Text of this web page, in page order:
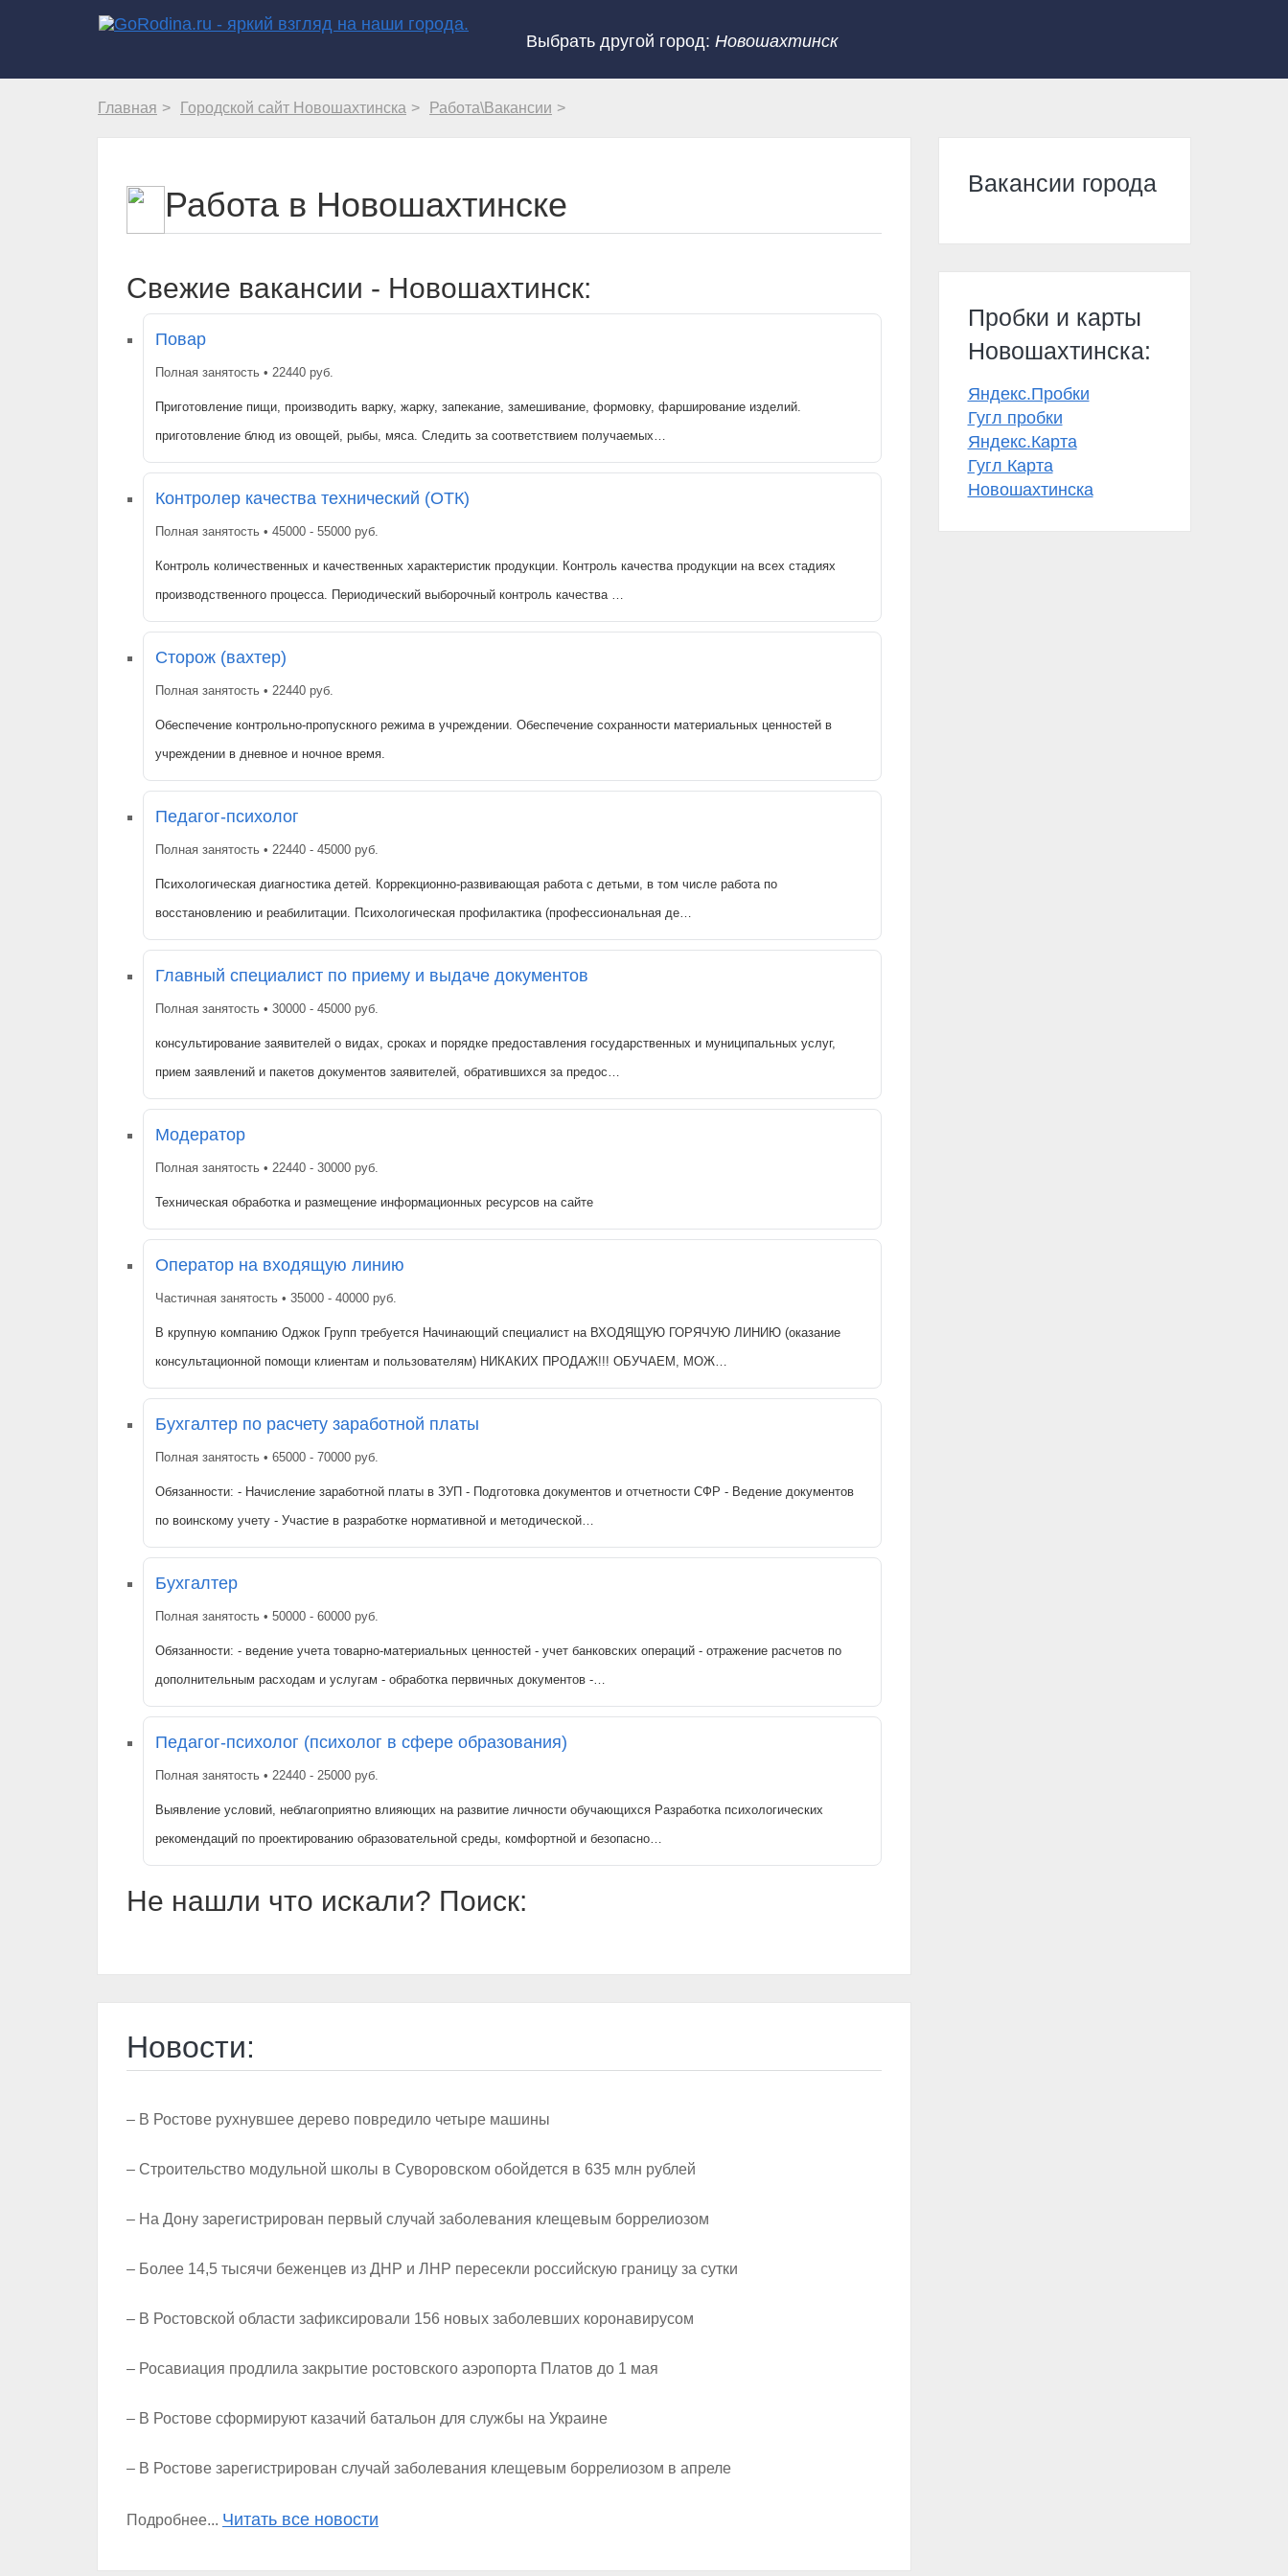
Выбрать другой город: Новошахтинск
Главная Городской сайт Новошахтинска Работа\Вакансии
Работа в Новошахтинске
Свежие вакансии - Новошахтинск:
Повар
Полная занятость • 22440 руб.
Приготовление пищи, производить варку, жарку, запекание, замешивание, формовку, фарширование изделий.
приготовление блюд из овощей, рыбы, мяса. Следить за соответствием получаемых…
Контролер качества технический (ОТК)
Полная занятость • 45000 - 55000 руб.
Контроль количественных и качественных характеристик продукции. Контроль качества продукции на всех стадиях
производственного процесса. Периодический выборочный контроль качества …
Сторож (вахтер)
Полная занятость • 22440 руб.
Обеспечение контрольно-пропускного режима в учреждении. Обеспечение сохранности материальных ценностей в
учреждении в дневное и ночное время.
Педагог-психолог
Полная занятость • 22440 - 45000 руб.
Психологическая диагностика детей. Коррекционно-развивающая работа с детьми, в том числе работа по
восстановлению и реабилитации. Психологическая профилактика (профессиональная де…
Главный специалист по приему и выдаче документов
Полная занятость • 30000 - 45000 руб.
консультирование заявителей о видах, сроках и порядке предоставления государственных и муниципальных услуг,
прием заявлений и пакетов документов заявителей, обратившихся за предос…
Модератор
Полная занятость • 22440 - 30000 руб.
Техническая обработка и размещение информационных ресурсов на сайте
Оператор на входящую линию
Частичная занятость • 35000 - 40000 руб.
В крупную компанию Оджок Групп требуется Начинающий специалист на ВХОДЯЩУЮ ГОРЯЧУЮ ЛИНИЮ (оказание
консультационной помощи клиентам и пользователям) НИКАКИХ ПРОДАЖ!!! ОБУЧАЕМ, МОЖ…
Бухгалтер по расчету заработной платы
Полная занятость • 65000 - 70000 руб.
Обязанности: - Начисление заработной платы в ЗУП - Подготовка документов и отчетности СФР - Ведение документов
по воинскому учету - Участие в разработке нормативной и методической…
Бухгалтер
Полная занятость • 50000 - 60000 руб.
Обязанности: - ведение учета товарно-материальных ценностей - учет банковских операций - отражение расчетов по
дополнительным расходам и услугам - обработка первичных документов -…
Педагог-психолог (психолог в сфере образования)
Полная занятость • 22440 - 25000 руб.
Выявление условий, неблагоприятно влияющих на развитие личности обучающихся Разработка психологических
рекомендаций по проектированию образовательной среды, комфортной и безопасно…
Не нашли что искали? Поиск:
Новости:
– В Ростове рухнувшее дерево повредило четыре машины
– Строительство модульной школы в Суворовском обойдется в 635 млн рублей
– На Дону зарегистрирован первый случай заболевания клещевым боррелиозом
– Более 14,5 тысячи беженцев из ДНР и ЛНР пересекли российскую границу за сутки
– В Ростовской области зафиксировали 156 новых заболевших коронавирусом
– Росавиация продлила закрытие ростовского аэропорта Платов до 1 мая
– В Ростове сформируют казачий батальон для службы на Украине
– В Ростове зарегистрирован случай заболевания клещевым боррелиозом в апреле
Подробнее... Читать все новости
Вакансии города
Пробки и карты
Новошахтинска:
Яндекс.Пробки
Гугл пробки
Яндекс.Карта
Гугл Карта
Новошахтинска